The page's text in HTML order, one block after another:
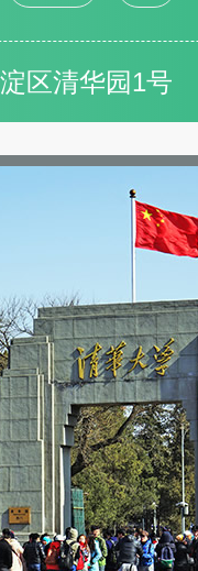
况可能会因
方或权威
区清华园1号